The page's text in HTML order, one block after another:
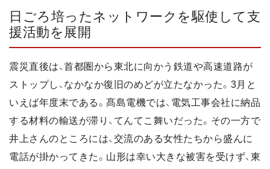
日ごろ培ったネットワークを駆使して支
援活動を展開
震災直後は、首都圏から東北に向かう鉄道や高速道路が
ストップし、なかなか復旧のめどが立たなかった。3月と
いえば年度末である。髙島電機では、電気工事会社に納品
する材料の輸送が滞り、てんてこ舞いだった。その一方で
井上さんのところには、交流のある女性たちから盛んに
電話が掛かってきた。山形は幸い大きな被害を受けず、東